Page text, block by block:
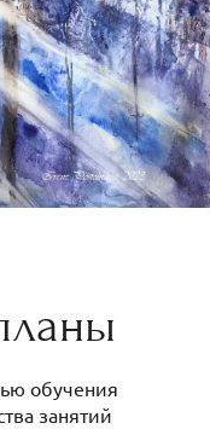
обучения
занятий